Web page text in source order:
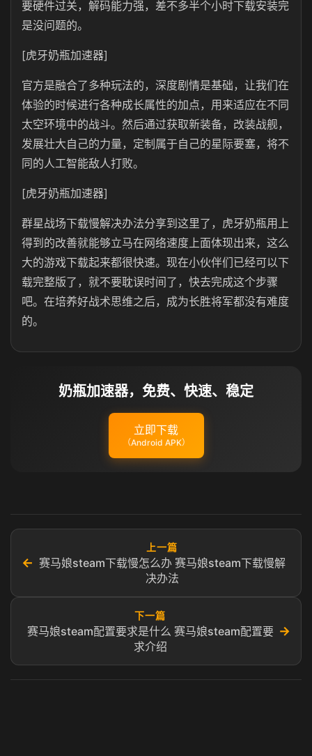
要硬件过关，解码能力强，差不多半个小时下载安装完
是没问题的。
[虎牙奶瓶加速器]
官方是融合了多种玩法的，深度剧情是基础，让我们在
体验的时候进行各种成长属性的加点，用来适应在不同
太空环境中的战斗。然后通过获取新装备，改装战舰，
发展壮大自己的力量，定制属于自己的星际要塞，将不
同的人工智能敌人打败。
[虎牙奶瓶加速器]
群星战场下载慢解决办法分享到这里了，虎牙奶瓶用上
得到的改善就能够立马在网络速度上面体现出来，这么
大的游戏下载起来都很快速。现在小伙伴们已经可以下
载完整版了，就不要耽误时间了，快去完成这个步骤
吧。在培养好战术思维之后，成为长胜将军都没有难度
的。
奶瓶加速器，免费、快速、稳定
立即下载
（Android APK）
←
上一篇
赛马娘steam下载慢怎么办 赛马娘steam下载慢解
决办法
下一篇
赛马娘steam配置要求是什么 赛马娘steam配置要
求介绍
→